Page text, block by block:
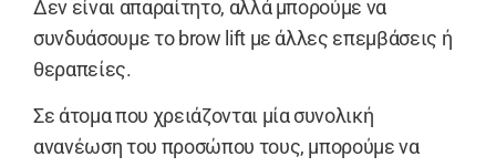
Δεν είναι απαραίτητο, αλλά μπορούμε να
συνδυάσουμε το brow lift με άλλες επεμβάσεις ή
θεραπείες.
Σε άτομα που χρειάζονται μία συνολική
ανανέωση του προσώπου τους, μπορούμε να